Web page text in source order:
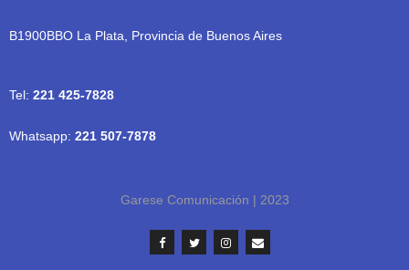
B1900BBO La Plata, Provincia de Buenos Aires
Tel: 221 425-7828
Whatsapp: 221 507-7878
Garese Comunicación | 2023